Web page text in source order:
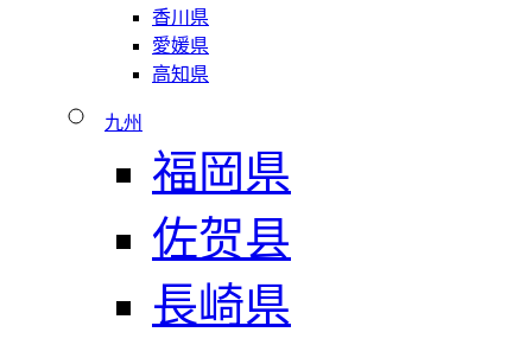
香川県
愛媛県
高知県
九州
福岡県
佐贺县
長崎県